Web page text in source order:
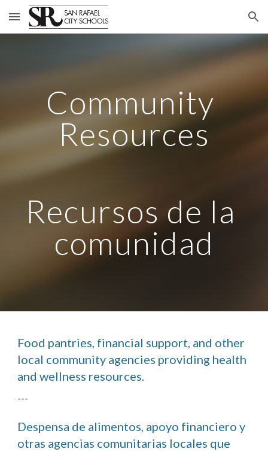
Skip to main content Skip to navigation
Community
Resources
Recursos de la
comunidad
Food pantries, financial support, and other
local community agencies providing health
and wellness resources.
---
Despensa de alimentos, apoyo financiero y
otras agencias comunitarias locales que